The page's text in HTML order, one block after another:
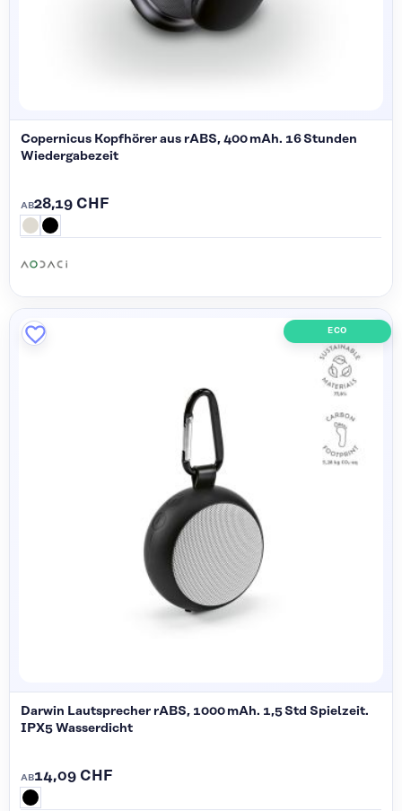
Copernicus Kopfhörer aus rABS, 400 mAh. 16 Stunden
Wiedergabezeit
AB28,19 CHF
ECO
Darwin Lautsprecher rABS, 1000 mAh. 1,5 Std Spielzeit.
IPX5 Wasserdicht
AB14,09 CHF